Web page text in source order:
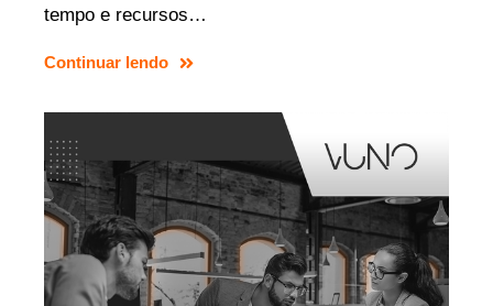
tempo e recursos…
Continuar lendo